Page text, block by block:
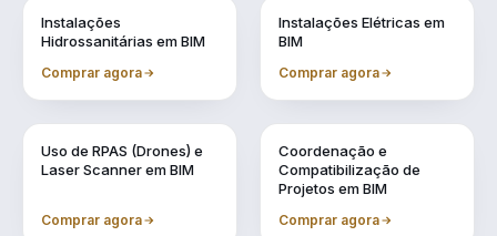
Instalações
Hidrossanitárias em BIM
Comprar agora
Instalações Elétricas em
BIM
Comprar agora
Uso de RPAS (Drones) e
Laser Scanner em BIM
Comprar agora
Coordenação e
Compatibilização de
Projetos em BIM
Comprar agora